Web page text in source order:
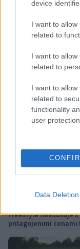
device
I want to
related to
I want to
related to
I want to
related to
functionality
user protection.
Data Deletion
Ravne na
Kategorije: Novice
Ključne besede:
stanovanja
Freestyle navdušuje
prilagojenimi cenami